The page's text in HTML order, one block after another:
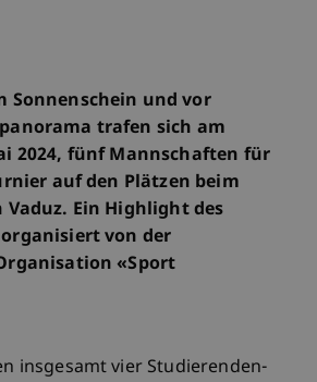
Sonnenschein und vor
trafen sich am
2024, fünf Mannschaften für
auf den Plätzen beim
Ein Highlight des
von der
«Sport
insgesamt vier Studierenden-